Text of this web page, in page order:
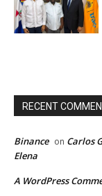
RECENT
Binance on Carlos
Elena
A WordPress